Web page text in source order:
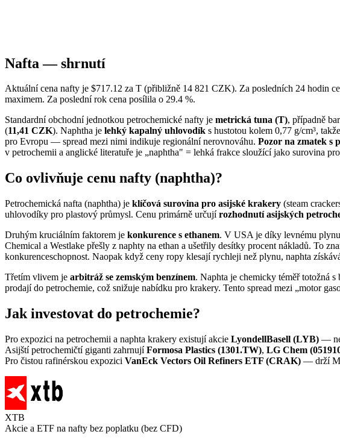
Nafta — shrnutí
Aktuální cena nafty je $717.12 za T (přibližně 14 821 CZK). Za posledních 24 hodin
maximem. Za poslední rok cena posílila o 29.4 %.
Standardní obchodní jednotkou petrochemické nafty je metrická tuna (T), případně
(11,41 CZK). Naphtha je lehký kapalný uhlovodík s hustotou kolem 0,77 g/cm³,
pro Evropu — spread mezi nimi indikuje regionální nerovnováhu. Pozor na zmatek s
v petrochemii a anglické literatuře je „naphtha" = lehká frakce sloužící jako surovina
Co ovlivňuje cenu nafty (naphtha)?
Petrochemická nafta (naphtha) je klíčová surovina pro asijské krakery (steam
uhlovodíky pro plastový průmysl. Cenu primárně určujírozhodnutí asijských
Druhým kruciálním faktorem je konkurence s ethanem. V USA je díky levnému
Chemical a Westlake přešly z naphty na ethan a ušetřily desítky procent nákladů. To
konkurenceschopnost. Naopak když ceny ropy klesají rychleji než plynu, naphta
Třetím vlivem je arbitráž se zemským benzínem. Naphta je chemicky téměř totožná
prodají do petrochemie, což snižuje nabídku pro krakery. Tento spread mezi „motor
Jak investovat do petrochemie?
Pro expozici na petrochemii a naphta krakery existují akcie LyondellBasell (LYB) —
Asijští petrochemičtí giganti zahrnujíFormosa Plastics (1301.TW), LG Chem
Pro čistou rafinérskou expozici VanEck Vectors Oil Refiners ETF (CRAK) — drží
XTB
Akcie a ETF na nafty bez poplatku (bez CFD)